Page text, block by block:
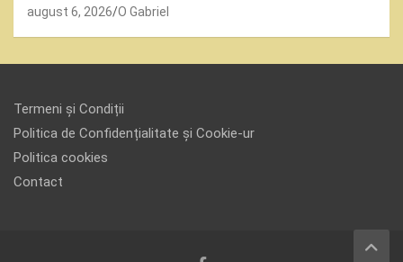
august 6, 2026 O Gabriel
Termeni și Condiții
Politica de Confidențialitate și Cookie-ur
Politica cookies
Contact